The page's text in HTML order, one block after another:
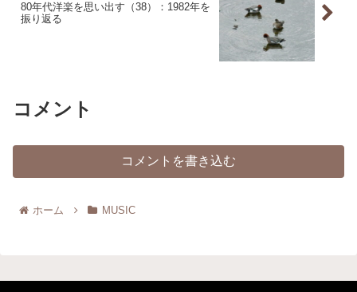
80年代洋楽を思い出す（38）：1982年を
振り返る
コメント
コメントを書き込む
ホーム MUSIC